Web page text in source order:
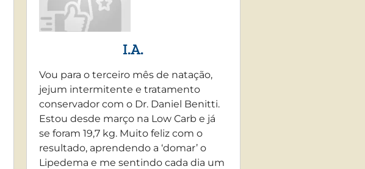
I.A.
Vou para o terceiro mês de natação,
jejum intermitente e tratamento
conservador com o Dr. Daniel Benitti.
Estou desde março na Low Carb e já
se foram 19,7 kg. Muito feliz com o
resultado, aprendendo a ‘domar’ o
Lipedema e me sentindo cada dia um